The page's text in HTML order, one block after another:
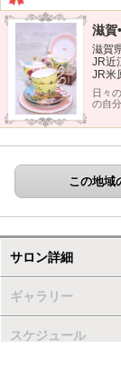
滋賀
滋賀
JR近
JR米
日々
の自
この地域
サロン詳細
ギャラリー
スケジュール